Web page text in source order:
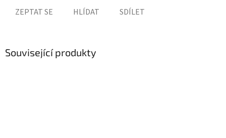
ZEPTAT SE HLÍDAT SDÍLET
Související produkty